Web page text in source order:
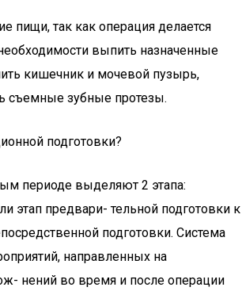
пищи, так как операция делается
выпить назначенные
кишечник и мочевой пузырь,
съемные зубные протезы.
подготовки?
периоде выделяют 2 этапа:
этап предвари- тельной подготовки к
подготовки. Система
направленных на
нений во время и после операции